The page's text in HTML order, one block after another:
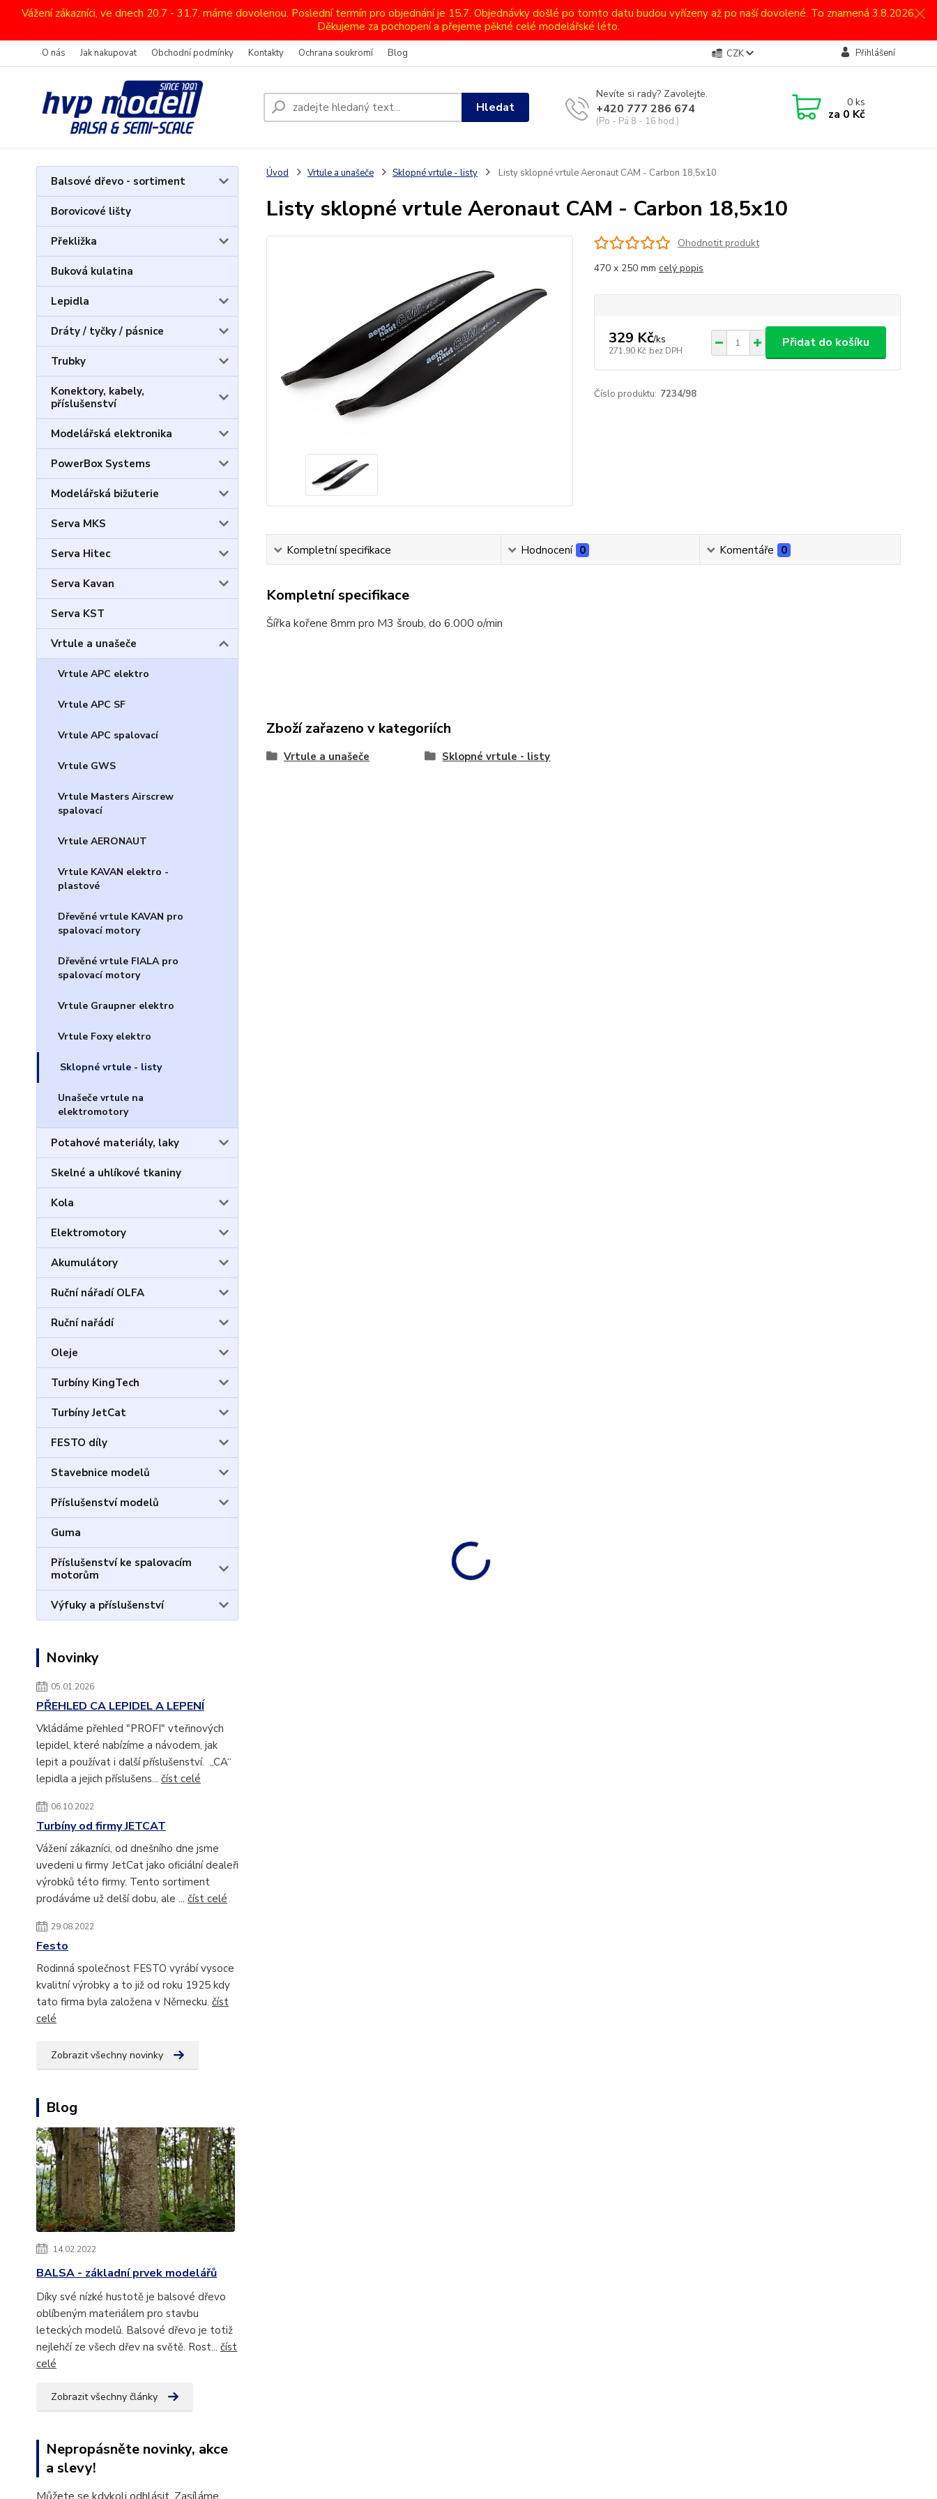
Vážení zákazníci, ve dnech 20.7 - 31.7. máme dovolenou. Poslední termín pro objednání je 15.7. Objednávky došlé po tomto datu budou vyřízeny až po naší dovolené. To znamená 3.8.2026.
Děkujeme za pochopení a přejeme pěkné celé modelářské léto.
O nás Jak nakupovat Obchodní podmínky Kontakty Ochrana soukromí Blog CZK Přihlášení
Hledat
Nevíte si rady? Zavolejte.
+420 777 286 674
(Po - Pá 8 - 16 hod.)
0ks
za 0 Kč
Balsové dřevo - sortiment
Borovicové lišty
Překližka
Buková kulatina
Lepidla
Dráty / tyčky / pásnice
Trubky
Konektory, kabely,
příslušenství
Modelářská elektronika
PowerBox Systems
Modelářská bižuterie
Serva MKS
Serva Hitec
Serva Kavan
Serva KST
Vrtule a unašeče
Vrtule APC elektro
Vrtule APC SF
Vrtule APC spalovací
Vrtule GWS
Vrtule Masters Airscrew
spalovací
Vrtule AERONAUT
Vrtule KAVAN elektro -
plastové
Dřevěné vrtule KAVAN pro
spalovací motory
Dřevěné vrtule FIALA pro
spalovací motory
Vrtule Graupner elektro
Vrtule Foxy elektro
Sklopné vrtule - listy
Unašeče vrtule na
elektromotory
Potahové materiály, laky
Skelné a uhlíkové tkaniny
Kola
Elektromotory
Akumulátory
Ruční nářadí OLFA
Ruční nařádí
Oleje
Turbíny KingTech
Turbíny JetCat
FESTO díly
Stavebnice modelů
Příslušenství modelů
Guma
Příslušenství ke spalovacím
motorům
Výfuky a příslušenství
Novinky
05.01.2026
PŘEHLED CA LEPIDEL A LEPENÍ
Vkládáme přehled "PROFI" vteřinových
lepidel, které nabízíme a návodem, jak
lepit a používat i další příslušenství. „CA“
lepidla a jejich příslušens... číst celé
06.10.2022
Turbíny od firmy JETCAT
Vážení zákazníci, od dnešního dne jsme
uvedeni u firmy JetCat jako oficiální dealeři
výrobků této firmy. Tento sortiment
prodáváme už delší dobu, ale ... číst celé
29.08.2022
Festo
Rodinná společnost FESTO vyrábí vysoce
kvalitní výrobky a to již od roku 1925 kdy
tato firma byla založena v Německu. číst
celé
Zobrazit všechny novinky
Blog
14.02.2022
BALSA - základní prvek modelářů
Díky své nízké hustotě je balsové dřevo
oblíbeným materiálem pro stavbu
leteckých modelů. Balsové dřevo je totiž
nejlehčí ze všech dřev na světě. Rost... číst
celé
Zobrazit všechny články
Nepropásněte novinky, akce
a slevy!
Úvod Vrtule a unašeče Sklopné vrtule - listy Listy sklopné vrtule Aeronaut CAM - Carbon 18,5x10
Listy sklopné vrtule Aeronaut CAM - Carbon 18,5x10
Ohodnotit produkt
470 x 250 mm celý popis
329 Kč/ks
271,90 Kč bez DPH
Přidat do košíku
Číslo produktu: 7234/98
Kompletní specifikace Hodnocení 0 Komentáře 0
Kompletní specifikace
Šířka kořene 8mm pro M3 šroub, do 6.000 o/min
Zboží zařazeno v kategoriích
Vrtule a unašeče Sklopné vrtule - listy